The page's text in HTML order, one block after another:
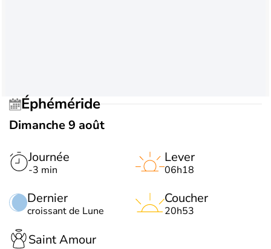
Éphéméride
Dimanche 9 août
Journée
-3 min
Dernier
croissant de Lune
Lever
06h18
Coucher
20h53
Saint Amour